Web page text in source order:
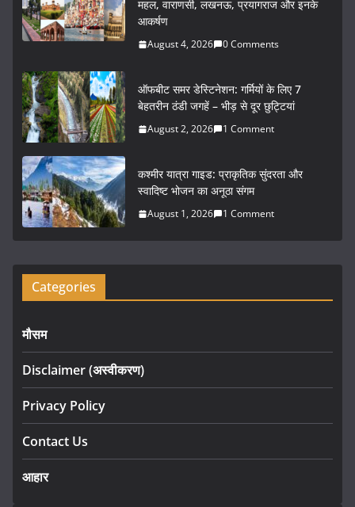
e
b
o
k
er l e
महल, वाराणसी, लखनऊ, प्रयागराज और इनके
आकर्षण
August 4, 2026 0 Comments
ऑफबीट समर डेस्टिनेशन: गर्मियों के लिए 7
बेहतरीन ठंडी जगहें – भीड़ से दूर छुट्टियां
August 2, 2026 1 Comment
कश्मीर यात्रा गाइड: प्राकृतिक सुंदरता और
स्वादिष्ट भोजन का अनूठा संगम
August 1, 2026 1 Comment
Categories
मौसम
Disclaimer (अस्वीकरण)
Privacy Policy
Contact Us
आहार